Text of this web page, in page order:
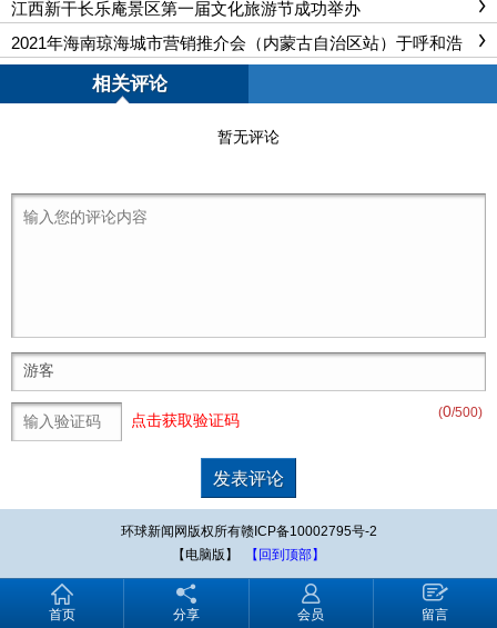
江西新干长乐庵景区第一届文化旅游节成功举办
2021年海南琼海城市营销推介会（内蒙古自治区站）于呼和浩
特市成功举办
相关评论
暂无评论
(0/500)
点击获取验证码
环球新闻网版权所有赣ICP备10002795号-2
【电脑版】
【回到顶部】
首页 分享 会员 留言